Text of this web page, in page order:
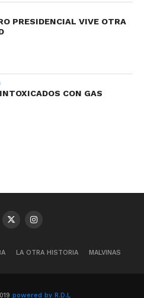
PRESIDENCIAL VIVE OTRA
CON GAS
LA OTRA HISTORIA MALVINAS
powered by R.D.L